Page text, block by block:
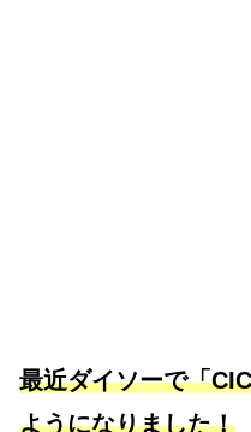
最近ダイソーで「
ようになりました！